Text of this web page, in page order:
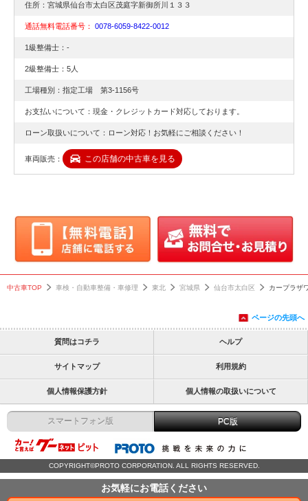
住所：宮城県仙台市太白区茂庭字新御所川１３３
通話無料電話番号： 0078-6059-8422-0012
1級整備士：-
2級整備士：5人
工場種別：指定工場 第3-1156号
お支払いについて：現金・クレジットカード対応しております。
ローン取扱いについて：ローン対応！お気軽にご相談ください！
車両販売： この店舗の中古車を見る
中古車TOP 車検・自動車整備・車修理 東北 宮城県 仙台市太白区 カープラザ
お気軽にお電話ください
ページの先頭へ
質問はコチラ ヘルプ
サイトマップ 利用規約
個人情報保護方針 個人情報の取扱いについて
スマートフォン版 PC版
COPYRIGHT©PROTO CORPORATION. ALL RIGHTS RESERVED.